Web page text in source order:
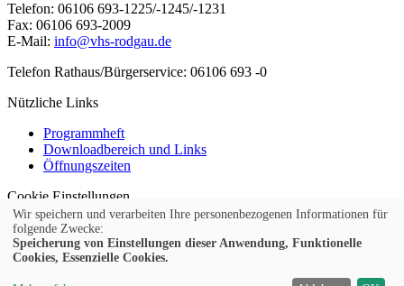
Telefon: 06106 693-1225/-1245/-1231
Fax: 06106 693-2009
E-Mail: info@vhs-rodgau.de
Telefon Rathaus/Bürgerservice: 06106 693 -0
Nützliche Links
Programmheft
Downloadbereich und Links
Öffnungszeiten
Cookie Einstellungen
© 2026 Kubus Software GmbH
Impressum
Teilnahmebedingungen
Wir speichern und verarbeiten Ihre personenbezogenen Informationen für
folgende Zwecke:
Speicherung von Einstellungen dieser Anwendung, Funktionelle
Cookies, Essenzielle Cookies.